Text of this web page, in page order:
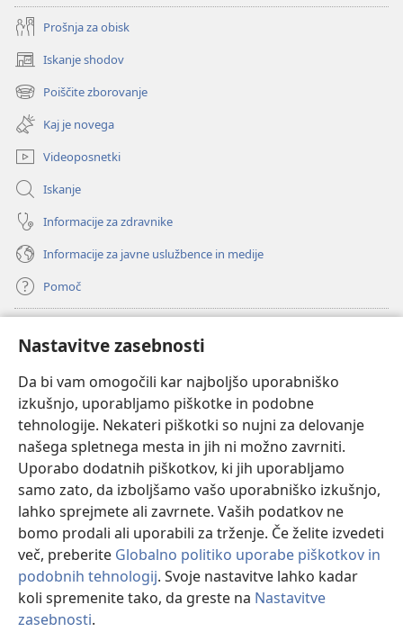
Nastavitve zasebnosti
Da bi vam omogočili kar najboljšo uporabniško
izkušnjo, uporabljamo piškotke in podobne
tehnologije. Nekateri piškotki so nujni za delovanje
našega spletnega mesta in jih ni možno zavrniti.
Uporabo dodatnih piškotkov, ki jih uporabljamo
samo zato, da izboljšamo vašo uporabniško izkušnjo,
lahko sprejmete ali zavrnete. Vaših podatkov ne
bomo prodali ali uporabili za trženje. Če želite izvedeti
več, preberite Globalno politiko uporabe piškotkov in
podobnih tehnologij. Svoje nastavitve lahko kadar
koli spremenite tako, da greste na Nastavitve
zasebnosti.
Prošnja za obisk
Iskanje shodov
(odpre
novo
okno)
Poiščite zborovanje
(odpre
novo
okno)
Kaj je novega
Videoposnetki
Iskanje
Informacije za zdravnike
Informacije za javne uslužbence in medije
Pomoč
(odpre
novo
okno) Watchtowerjeva SPLETNA KNJIŽNICA™
(odpre
novo
okno) JW Hub
(odpre
novo
okno)JW Library
Watchtower Library
Copyright© 2026 Watch Tower Bible and Tract Society of Pennsylvania.
POGOJI UPORABE